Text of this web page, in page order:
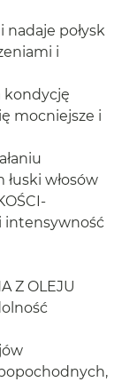
nadaje połysk
i
kondycję
mocniejsze i
włosów
intensywność
Z OLEJU